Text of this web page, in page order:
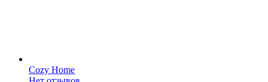
Cozy Home